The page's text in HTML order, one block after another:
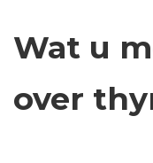
Wat u
over